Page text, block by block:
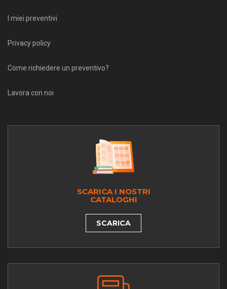
I miei preventivi
Privacy policy
Come richiedere un preventivo?
Lavora con noi
SCARICA I NOSTRI
CATALOGHI
SCARICA